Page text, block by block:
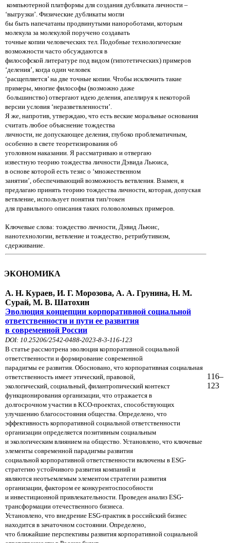
компьютерной платформы для создания дубликата личности –
‘выгрузки’. Физические дубликаты могли
бы быть напечатаны продвинутыми нанороботами, которым
молекула за молекулой поручено создавать
точные копии человеческих тел. Подобные технологические
возможности часто обсуждаются в
философской литературе под видом (гипотетических) примеров
‘деления’, когда один человек
‘расщепляется’ на две точные копии. Чтобы исключить такие
примеры, многие философы (возможно даже
большинство) отвергают идею деления, апеллируя к некоторой
версии условия ‘неразветвленности’.
Я же, напротив, утверждаю, что есть веские моральные основания
считать любое объяснение тождества
личности, не допускающее деления, глубоко проблематичным,
особенно в свете теоретизирования об
уголовном наказании. Я рассматриваю и отвергаю
известную теорию тождества личности Дэвида Льюиса,
в основе которой есть тезис о ‘множественном
занятии’, обеспечивающий возможность ветвления. Взамен, я
предлагаю принять теорию тождества личности, которая, допуская
ветвление, использует понятия тип/токен
для правильного описания таких головоломных примеров.
Ключевые слова: тождество личности, Дэвид Льюис,
нанотехнологии, ветвление и тождество, ретрибутивизм,
сдерживание.
ЭКОНОМИКА
А. Н. Кураев, И. Г. Морозова, А. А. Грунина, Н. М.
Сурай, М. В. Шатохин
Эволюция концепции корпоративной социальной
ответственности и пути ее развития
в современной России
DOI: 10.25206/2542-0488-2023-8-3-116-123
В статье рассмотрена эволюция корпоративной социальной
ответственности и формирование современной
парадигмы ее развития. Обосновано, что корпоративная социальная
ответственность имеет этический, правовой,
экологический, социальный, филантропический контекст
функционирования организации, что отражается в
долгосрочном участии в КСО-проектах, способствующих
улучшению благосостояния общества. Определено, что
эффективность корпоративной социальной ответственности
организации определяется позитивным социальным
и экологическим влиянием на общество. Установлено, что ключевые
элементы современной парадигмы развития
социальной корпоративной ответственности включены в ESG-
стратегию устойчивого развития компаний и
являются неотъемлемым элементом стратегии развития
организации, фактором ее конкурентоспособности
и инвестиционной привлекательности. Проведен анализ ESG-
трансформации отечественного бизнеса.
Установлено, что внедрение ESG-практик в российский бизнес
находится в зачаточном состоянии. Определено,
что ближайшие перспективы развития корпоративной социальной
116–
123